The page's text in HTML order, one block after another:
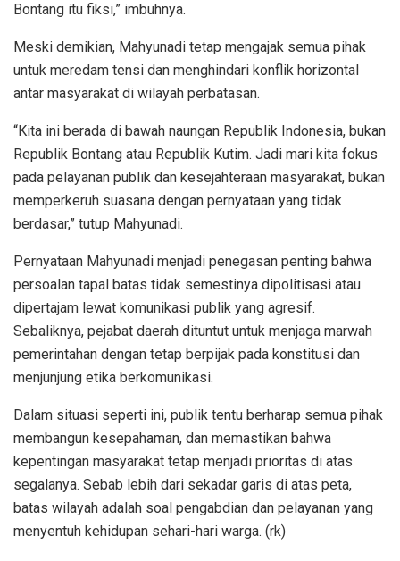
Bontang itu fiksi,” imbuhnya.
Meski demikian, Mahyunadi tetap mengajak semua pihak
untuk meredam tensi dan menghindari konflik horizontal
antar masyarakat di wilayah perbatasan.
“Kita ini berada di bawah naungan Republik Indonesia, bukan
Republik Bontang atau Republik Kutim. Jadi mari kita fokus
pada pelayanan publik dan kesejahteraan masyarakat, bukan
memperkeruh suasana dengan pernyataan yang tidak
berdasar,” tutup Mahyunadi.
Pernyataan Mahyunadi menjadi penegasan penting bahwa
persoalan tapal batas tidak semestinya dipolitisasi atau
dipertajam lewat komunikasi publik yang agresif.
Sebaliknya, pejabat daerah dituntut untuk menjaga marwah
pemerintahan dengan tetap berpijak pada konstitusi dan
menjunjung etika berkomunikasi.
Dalam situasi seperti ini, publik tentu berharap semua pihak
membangun kesepahaman, dan memastikan bahwa
kepentingan masyarakat tetap menjadi prioritas di atas
segalanya. Sebab lebih dari sekadar garis di atas peta,
batas wilayah adalah soal pengabdian dan pelayanan yang
menyentuh kehidupan sehari-hari warga. (rk)